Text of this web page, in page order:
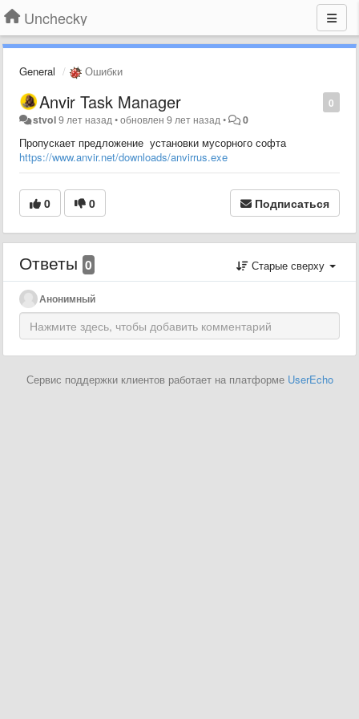
Unchecky
General Ошибки
0
Anvir Task Manager
stvol9 лет назад •обновлен9 лет назад • 0
Пропускает предложение установки мусорного софта
https://www.anvir.net/downloads/anvirrus.exe
0 0 Подписаться
Ответы 0 Старые сверху
Анонимный
Сервис поддержки клиентов работает на платформе UserEcho